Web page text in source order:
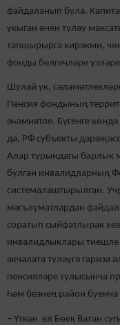
файдаланып була.
укыган өчен түләү
тапшырырга кирәкми,
фонды белгечләре
Шулай ук,
Пенсия фондының
әһәмиятле. Бүгенге
да, РФ субъекты
Алар турындагы барлык
булган инвалидларның
системалаштырылган.
мәгълүматлардан
соратып сыйфатлырак
инвалидлыклары тиешле
акчалата түләүгә
пенсияләре тулысынча
Һәм безнең район
– Үткән ел Бөек Ватан